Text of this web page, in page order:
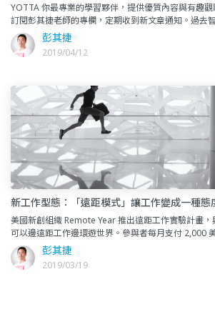
YOTTA 你最專業的學習夥伴，提供優質內容與有趣
訂閱彭其捷老師的專欄，定期收到新文章通知。過去
Echo 多半被用於消費者市場。現在以色列企業智慧（
彭其捷
2019/04/12
新工作型態：「遠距模式」讓工作變成一種態
美國新創組織 Remote Year 推出遠距工作實驗計畫
可以邊遠距工作邊環遊世界。參與者每月支付 2,000
工作空間租借等。員工在一年內可邊進行原有工
彭其捷
2019/03/19